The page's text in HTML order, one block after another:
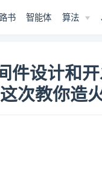
书 智能体 算法
件设计和
次教你造火